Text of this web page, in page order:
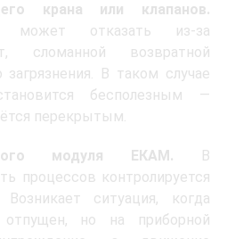
крана или клапанов.
может отказать из-за
сломанной возвратной
В таком случае
бесполезным —
перекрытым.
модуля ЕКАМ. В
процессов контролируется
ситуация, когда
отпущен, но на приборной